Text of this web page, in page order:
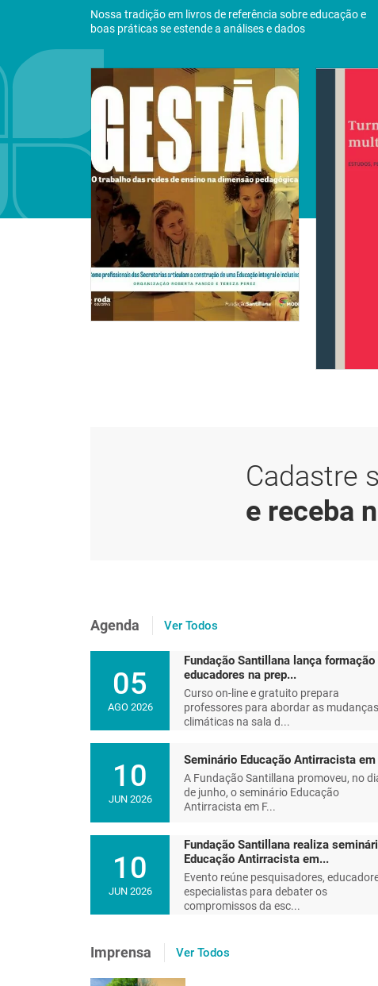
Nossa tradição em livros de referência sobre educação e
boas práticas se estende a análises e dados
Cadastre
e receba
Agenda Ver Todos
05
AGO 2026
Fundação Santillana lança formação
educadores na prep...
Curso on-line e gratuito prepara
professores para abordar as mudanças
climáticas na sala d...
10
JUN 2026
Seminário Educação Antirracista
A Fundação Santillana promoveu, no
de junho, o seminário Educação
Antirracista em F...
10
JUN 2026
Fundação Santillana realiza
Educação Antirracista em...
Evento reúne pesquisadores,
especialistas para debater os
compromissos da esc...
Imprensa Ver Todos
Educar e reeducar um
futuro